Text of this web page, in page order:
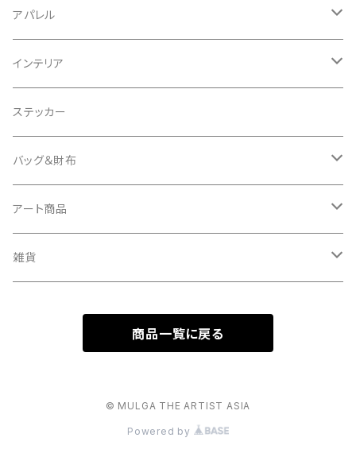
アパレル
スウェット
Tシャツ
インテリア
クッションカバー
タオル
キーケース
バッグチャーム
ステッカー
バッグ＆財布
バッグ
財布
アート商品
キャンバス
雑貨
マスコットキーホルダー
商品一覧に戻る
© MULGA THE ARTIST ASIA
Powered by